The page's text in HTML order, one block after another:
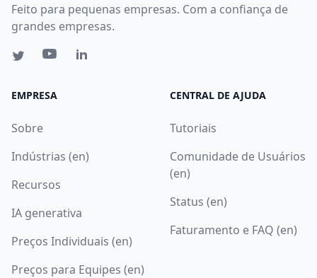
Feito para pequenas empresas. Com a confiança de
grandes empresas.
EMPRESA
Sobre
Indústrias (en)
Recursos
IA generativa
Preços Individuais (en)
Preços para Equipes (en)
CENTRAL DE AJUDA
Tutoriais
Comunidade de Usuários
(en)
Status (en)
Faturamento e FAQ (en)